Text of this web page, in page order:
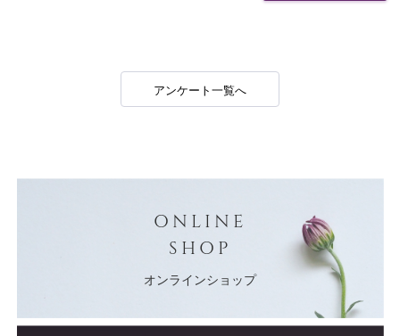
アンケート一覧へ
ONLINE
SHOP
オンラインショップ